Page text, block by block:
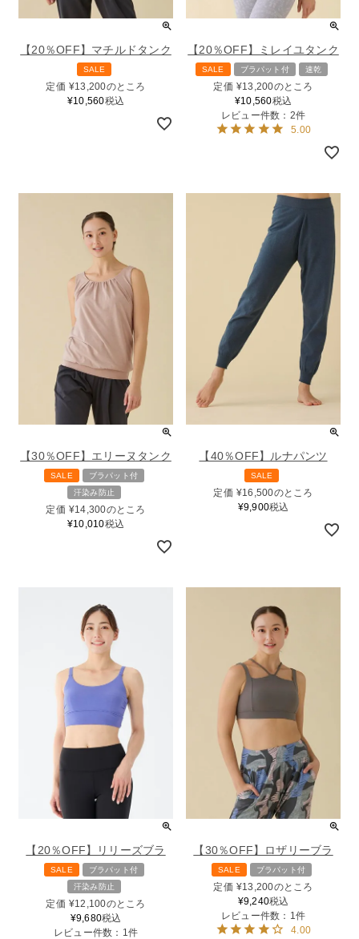
【20％OFF】マチルドタンク
SALE
定価 ¥13,200のところ
¥10,560税込
【20％OFF】ミレイユタンク
SALE ブラパット付 速乾
定価 ¥13,200のところ
¥10,560税込
レビュー件数：2件
5.00
【30％OFF】エリーヌタンク
SALE
ブラパット付
汗染み防止
定価 ¥14,300のところ
¥10,010税込
【40％OFF】ルナパンツ
SALE
定価 ¥16,500のところ
¥9,900税込
【20％OFF】リリーズブラ
SALE
ブラパット付
汗染み防止
定価 ¥12,100のところ
¥9,680税込
レビュー件数：1件
【30％OFF】ロザリーブラ
SALE ブラパット付
定価 ¥13,200のところ
¥9,240税込
レビュー件数：1件
4.00